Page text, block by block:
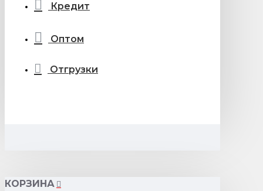
Кредит
Оптом
Отгрузки
КОРЗИНА